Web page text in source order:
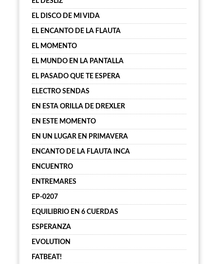
EL DISCO DE MI VIDA
EL ENCANTO DE LA FLAUTA
EL MOMENTO
EL MUNDO EN LA PANTALLA
EL PASADO QUE TE ESPERA
ELECTRO SENDAS
EN ESTA ORILLA DE DREXLER
EN ESTE MOMENTO
EN UN LUGAR EN PRIMAVERA
ENCANTO DE LA FLAUTA INCA
ENCUENTRO
ENTREMARES
EP-0207
EQUILIBRIO EN 6 CUERDAS
ESPERANZA
EVOLUTION
FATBEAT!